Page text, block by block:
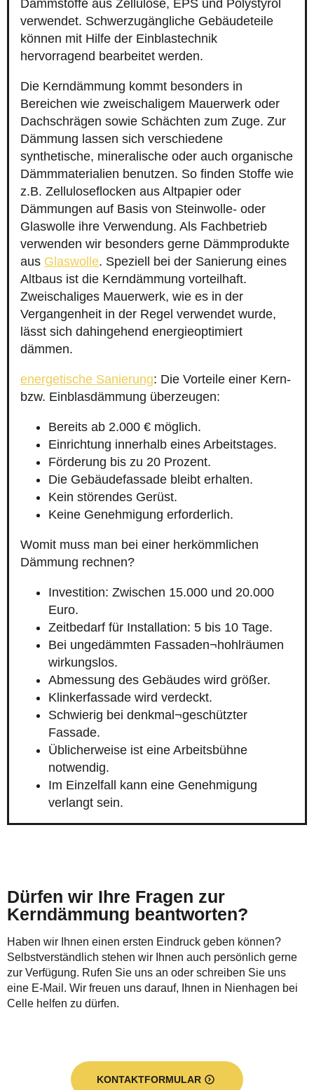
Dämmstoffe aus Zellulose, EPS und Polystyrol
verwendet. Schwerzugängliche Gebäudeteile
können mit Hilfe der Einblastechnik
hervorragend bearbeitet werden.
Die Kerndämmung kommt besonders in
Bereichen wie zweischaligem Mauerwerk oder
Dachschrägen sowie Schächten zum Zuge. Zur
Dämmung lassen sich verschiedene
synthetische, mineralische oder auch organische
Dämmmaterialien benutzen. So finden Stoffe wie
z.B. Zelluloseflocken aus Altpapier oder
Dämmungen auf Basis von Steinwolle- oder
Glaswolle ihre Verwendung. Als Fachbetrieb
verwenden wir besonders gerne Dämmprodukte
aus Glaswolle. Speziell bei der Sanierung eines
Altbaus ist die Kerndämmung vorteilhaft.
Zweischaliges Mauerwerk, wie es in der
Vergangenheit in der Regel verwendet wurde,
lässt sich dahingehend energieoptimiert
dämmen.
energetische Sanierung: Die Vorteile einer Kern-
bzw. Einblasdämmung überzeugen:
Bereits ab 2.000 € möglich.
Einrichtung innerhalb eines Arbeitstages.
Förderung bis zu 20 Prozent.
Die Gebäudefassade bleibt erhalten.
Kein störendes Gerüst.
Keine Genehmigung erforderlich.
Womit muss man bei einer herkömmlichen
Dämmung rechnen?
Investition: Zwischen 15.000 und 20.000
Euro.
Zeitbedarf für Installation: 5 bis 10 Tage.
Bei ungedämmten Fassaden¬hohlräumen
wirkungslos.
Abmessung des Gebäudes wird größer.
Klinkerfassade wird verdeckt.
Schwierig bei denkmal¬geschützter
Fassade.
Üblicherweise ist eine Arbeitsbühne
notwendig.
Im Einzelfall kann eine Genehmigung
verlangt sein.
Dürfen wir Ihre Fragen zur
Kerndämmung beantworten?
Haben wir Ihnen einen ersten Eindruck geben können?
Selbstverständlich stehen wir Ihnen auch persönlich gerne
zur Verfügung. Rufen Sie uns an oder schreiben Sie uns
eine E-Mail. Wir freuen uns darauf, Ihnen in Nienhagen bei
Celle helfen zu dürfen.
KONTAKTFORMULAR